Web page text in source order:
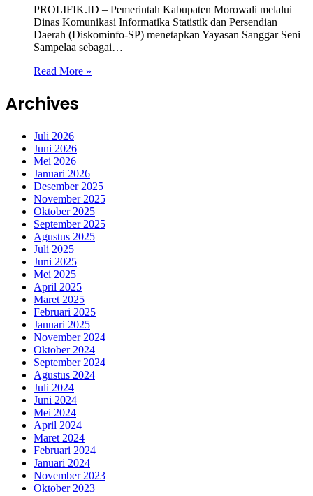
PROLIFIK.ID – Pemerintah Kabupaten Morowali melalui
Dinas Komunikasi Informatika Statistik dan Persendian
Daerah (Diskominfo-SP) menetapkan Yayasan Sanggar Seni
Sampelaa sebagai…
Read More »
Archives
Juli 2026
Juni 2026
Mei 2026
Januari 2026
Desember 2025
November 2025
Oktober 2025
September 2025
Agustus 2025
Juli 2025
Juni 2025
Mei 2025
April 2025
Maret 2025
Februari 2025
Januari 2025
November 2024
Oktober 2024
September 2024
Agustus 2024
Juli 2024
Juni 2024
Mei 2024
April 2024
Maret 2024
Februari 2024
Januari 2024
November 2023
Oktober 2023